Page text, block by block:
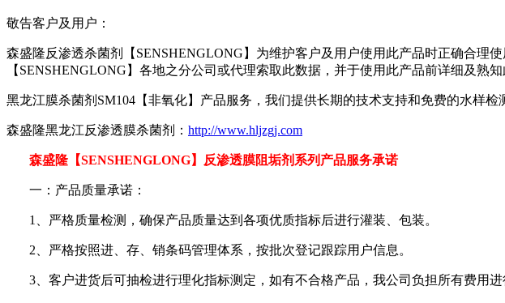
敬告客户及用户：
森盛隆反渗透杀菌剂【SENSHENGLONG】为维护客户及用户使用此产品时正确合理
【SENSHENGLONG】各地之分公司或代理索取此数据，并于使用此产品前详细及熟
黑龙江膜杀菌剂SM104【非氧化】产品服务，我们提供长期的技术支持和免费的水样
森盛隆黑龙江反渗透膜杀菌剂： http://www.hljzgj.com
森盛隆【SENSHENGLONG】反渗透膜阻垢剂系列产品服务承诺
一：产品质量承诺：
1 、严格质量检测，确保产品质量达到各项优质指标后进行灌装、包装。
2 、严格按照进、存、销条码管理体系，按批次登记跟踪用户信息。
3 、客户进货后可抽检进行理化指标测定，如有不合格产品，我公司负担所有费用进